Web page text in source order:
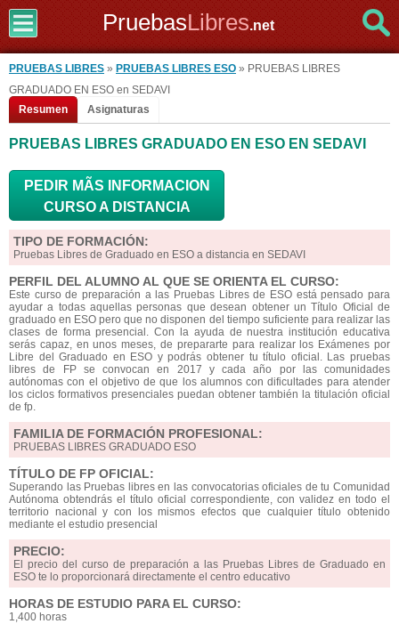
PruebasLibres.net
PRUEBAS LIBRES » PRUEBAS LIBRES ESO » PRUEBAS LIBRES
GRADUADO EN ESO en SEDAVI
Resumen
Asignaturas
PRUEBAS LIBRES GRADUADO EN ESO EN SEDAVI
PEDIR MÃS INFORMACION
CURSO A DISTANCIA
TIPO DE FORMACIÓN:
Pruebas Libres de Graduado en ESO a distancia en SEDAVI
PERFIL DEL ALUMNO AL QUE SE ORIENTA EL CURSO:
Este curso de preparación a las Pruebas Libres de ESO está pensado para
ayudar a todas aquellas personas que desean obtener un Título Oficial de
graduado en ESO pero que no disponen del tiempo suficiente para realizar las
clases de forma presencial. Con la ayuda de nuestra institución educativa
serás capaz, en unos meses, de prepararte para realizar los Exámenes por
Libre del Graduado en ESO y podrás obtener tu título oficial. Las pruebas
libres de FP se convocan en 2017 y cada año por las comunidades
autónomas con el objetivo de que los alumnos con dificultades para atender
los ciclos formativos presenciales puedan obtener también la titulación oficial
de fp.
FAMILIA DE FORMACIÓN PROFESIONAL:
PRUEBAS LIBRES GRADUADO ESO
TÍTULO DE FP OFICIAL:
Superando las Pruebas libres en las convocatorias oficiales de tu Comunidad
Autónoma obtendrás el título oficial correspondiente, con validez en todo el
territorio nacional y con los mismos efectos que cualquier título obtenido
mediante el estudio presencial
PRECIO:
El precio del curso de preparación a las Pruebas Libres de Graduado en
ESO te lo proporcionará directamente el centro educativo
HORAS DE ESTUDIO PARA EL CURSO:
1,400 horas